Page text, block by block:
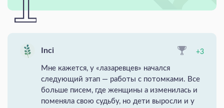
Inci +3
Мне кажется, у «лазаревцев» начался
следующий этап — работы с потомками. Все
больше писем, где женщины а изменилась и
поменяла свою судьбу, но дети выросли и у